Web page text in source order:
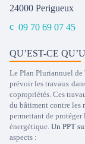
24000 Perigueux
09 70 69 07 45
QU’EST-CE
Le Plan Pluriannuel
prévoir les travaux
copropriétés. Ces
du bâtiment contre les
permettant de
énergétique. Un PPT
aspects :